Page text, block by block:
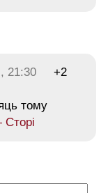
21:30 +2
тому